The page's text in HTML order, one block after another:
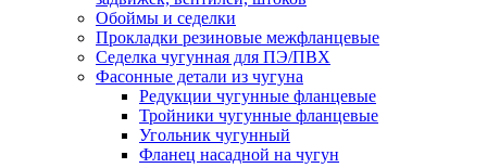
Обоймы и седелки
Прокладки резиновые межфланцевые
Седелка чугунная для ПЭ/ПВХ
Фасонные детали из чугуна
Редукции чугунные фланцевые
Тройники чугунные фланцевые
Угольник чугунный
Фланец насадной на чугун